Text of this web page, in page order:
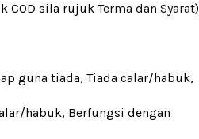
COD sila rujuk Terma dan Syarat)
guna tiada, Tiada calar/habuk,
habuk, Berfungsi dengan